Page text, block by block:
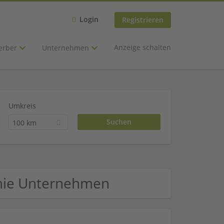
Login Registrieren
Unternehmen Anzeige schalten
Umkreis
100 km
Unternehmen